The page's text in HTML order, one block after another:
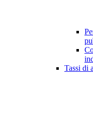
Tassi di